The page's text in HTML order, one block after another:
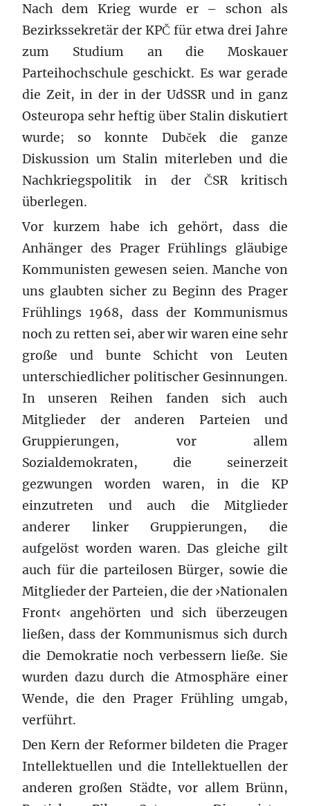
Nach dem Krieg wurde er – schon als
Bezirkssekretär der KPČ für etwa drei Jahre
zum Studium an die Moskauer
Parteihochschule geschickt. Es war gerade
die Zeit, in der in der UdSSR und in ganz
Osteuropa sehr heftig über Stalin diskutiert
wurde; so konnte Dubček die ganze
Diskussion um Stalin miterleben und die
Nachkriegspolitik in der ČSR kritisch
überlegen.
Vor kurzem habe ich gehört, dass die
Anhänger des Prager Frühlings gläubige
Kommunisten gewesen seien. Manche von
uns glaubten sicher zu Beginn des Prager
Frühlings 1968, dass der Kommunismus
noch zu retten sei, aber wir waren eine sehr
große und bunte Schicht von Leuten
unterschiedlicher politischer Gesinnungen.
In unseren Reihen fanden sich auch
Mitglieder der anderen Parteien und
Gruppierungen, vor allem
Sozialdemokraten, die seinerzeit
gezwungen worden waren, in die KP
einzutreten und auch die Mitglieder
anderer linker Gruppierungen, die
aufgelöst worden waren. Das gleiche gilt
auch für die parteilosen Bürger, sowie die
Mitglieder der Parteien, die der ›Nationalen
Front‹ angehörten und sich überzeugen
ließen, dass der Kommunismus sich durch
die Demokratie noch verbessern ließe. Sie
wurden dazu durch die Atmosphäre einer
Wende, die den Prager Frühling umgab,
verführt.
Den Kern der Reformer bildeten die Prager
Intellektuellen und die Intellektuellen der
anderen großen Städte, vor allem Brünn,